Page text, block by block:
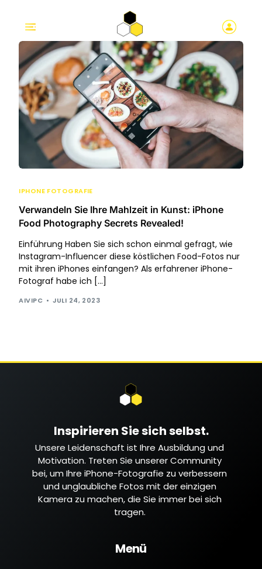
IPHONE FOTOGRAFIE
Verwandeln Sie Ihre Mahlzeit in Kunst: iPhone
Food Photography Secrets Revealed!
Einführung Haben Sie sich schon einmal gefragt, wie
Instagram-Influencer diese köstlichen Food-Fotos nur
mit ihren iPhones einfangen? Als erfahrener iPhone-
Fotograf habe ich […]
AIVIPC JULI 24, 2023
Inspirieren Sie sich selbst.
Unsere Leidenschaft ist Ihre Ausbildung und
Motivation. Treten Sie unserer Community
bei, um Ihre iPhone-Fotografie zu verbessern
und unglaubliche Fotos mit der einzigen
Kamera zu machen, die Sie immer bei sich
tragen.
Menü